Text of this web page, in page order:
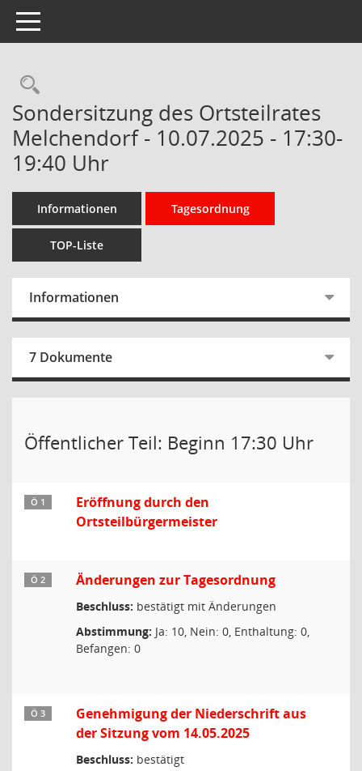
Toggle navigation
Rechercheauswahl
Sondersitzung des Ortsteilrates
Melchendorf - 10.07.2025 - 17:30-
19:40 Uhr
Informationen Tagesordnung
TOP-Liste
Informationen
7 Dokumente
Öffentlicher Teil: Beginn 17:30 Uhr
Ö 1
Eröffnung durch den
Ortsteilbürgermeister
Ö 2 Änderungen zur Tagesordnung
Beschluss: bestätigt mit Änderungen
Abstimmung: Ja: 10, Nein: 0, Enthaltung: 0,
Befangen: 0
Ö 3
Genehmigung der Niederschrift aus
der Sitzung vom 14.05.2025
Beschluss: bestätigt